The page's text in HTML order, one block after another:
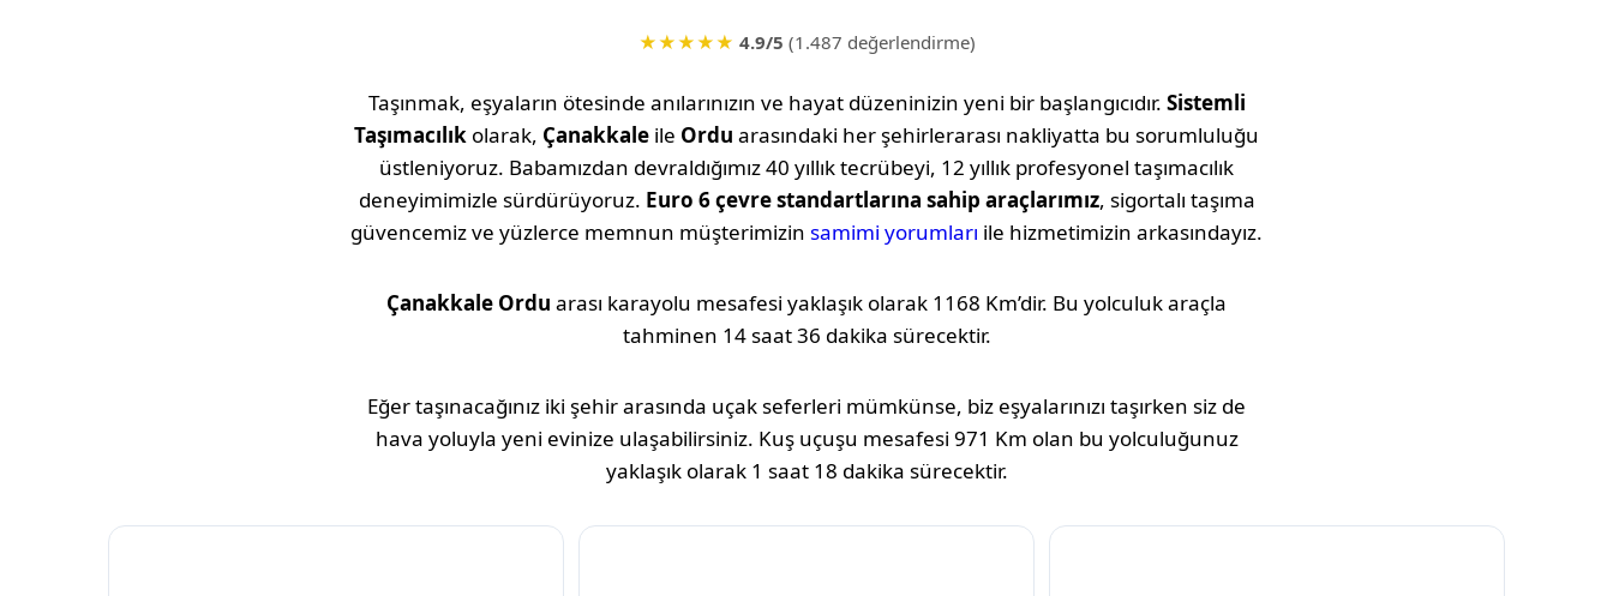
★★★★★ 4.9/5 (1.487 değerlendirme)
Taşınmak, eşyaların ötesinde anılarınızın ve hayat düzeninizin yeni bir başlangıcıdır. Sistemli
Taşımacılık olarak, Çanakkale ile Ordu arasındaki her şehirlerarası nakliyatta bu sorumluluğu
üstleniyoruz. Babamızdan devraldığımız 40 yıllık tecrübeyi, 12 yıllık profesyonel taşımacılık
deneyimimizle sürdürüyoruz. Euro 6 çevre standartlarına sahip araçlarımız, sigortalı taşıma
güvencemiz ve yüzlerce memnun müşterimizin samimi yorumları ile hizmetimizin arkasındayız.
Çanakkale Ordu arası karayolu mesafesi yaklaşık olarak 1168 Km’dir. Bu yolculuk araçla
tahminen 14 saat 36 dakika sürecektir.
Eğer taşınacağınız iki şehir arasında uçak seferleri mümkünse, biz eşyalarınızı taşırken siz de
hava yoluyla yeni evinize ulaşabilirsiniz. Kuş uçuşu mesafesi 971 Km olan bu yolculuğunuz
yaklaşık olarak 1 saat 18 dakika sürecektir.